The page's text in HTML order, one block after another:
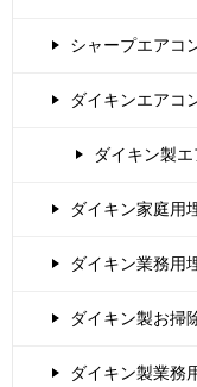
シャープエアコ
ダイキンエアコ
ダイキン製
ダイキン家庭用
ダイキン業務用
ダイキン製お掃
ダイキン製業務